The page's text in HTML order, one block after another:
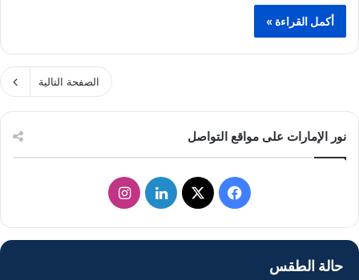
أكمل القراءة »
الصفحة التالية
نور الإمارات على مواقع التواصل
ي
X
ي
ن
حالة الطقس